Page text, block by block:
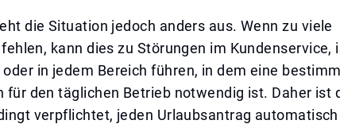
die Situation jedoch anders aus. Wenn zu viele
kann dies zu Störungen im Kundenservice,
in jedem Bereich führen, in dem eine
für den täglichen Betrieb notwendig ist. Daher ist
verpflichtet, jeden Urlaubsantrag automatisch